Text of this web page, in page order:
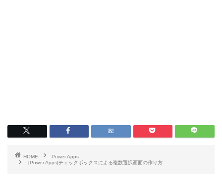
HOME
Power Apps
[Power Apps]チェックボックスによる複数選択画面の作り方